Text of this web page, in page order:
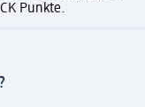
Punkte.